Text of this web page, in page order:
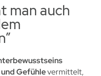
man auch
Gefühlevermittelt,